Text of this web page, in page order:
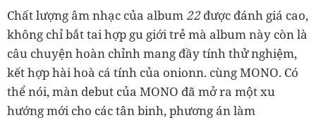
Chất lượng âm nhạc của album 22được đánh giá cao,
không chỉ bắt tai hợp gu giới trẻ mà album này còn là
câu chuyện hoàn chỉnh mang đầy tính thử nghiệm,
kết hợp hài hoà cá tính của onionn. cùng MONO. Có
thể nói, màn debut của MONO đã mở ra một xu
hướng mới cho các tân binh, phương án làm